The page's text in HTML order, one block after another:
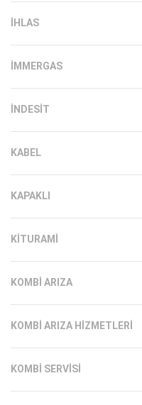
IHLAS
İMMERGAS
INDESIT
KABEL
KAPAKLI
KITURAMI
KOMBI ARIZA
KOMBI ARIZA HIZMETLERI
KOMBI SERVISI